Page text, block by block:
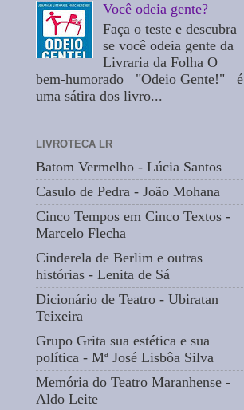
Você odeia gente?
Faça o teste e descubra
se você odeia gente da
Livraria da Folha O
bem-humorado "Odeio Gente!" é
uma sátira dos livro...
LIVROTECA LR
Batom Vermelho - Lúcia Santos
Casulo de Pedra - João Mohana
Cinco Tempos em Cinco Textos -
Marcelo Flecha
Cinderela de Berlim e outras
histórias - Lenita de Sá
Dicionário de Teatro - Ubiratan
Teixeira
Grupo Grita sua estética e sua
política - Mª José Lisbôa Silva
Memória do Teatro Maranhense -
Aldo Leite